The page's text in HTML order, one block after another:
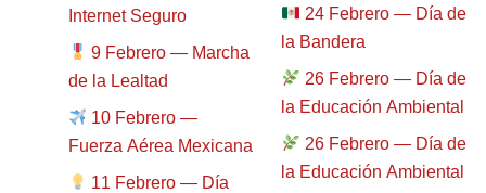
Internet Seguro
9 Febrero — Marcha
de la Lealtad
10 Febrero —
Fuerza Aérea Mexicana
11 Febrero — Día
24 Febrero — Día de
la Bandera
26 Febrero — Día de
la Educación Ambiental
26 Febrero — Día de
la Educación Ambiental